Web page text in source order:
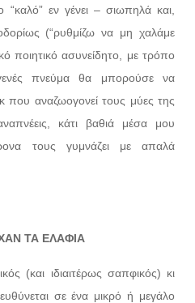
εν γένει – σιωπηλά και,
(“ρυθμίζω να μη χαλάμε
ποιητικό ασυνείδητο, με τρόπο
πνεύμα θα μπορούσε να
που αναζωογονεί τους μύες της
κάτι βαθιά μέσα μου
τους γυμνάζει με απαλά
ΤΑ ΕΛΑΦΙΑ
(και ιδιαιτέρως σαπφικός) κι
σε ένα μικρό ή μεγάλο